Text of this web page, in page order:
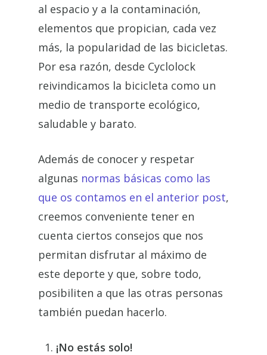
al espacio y a la contaminación,
elementos que propician, cada vez
más, la popularidad de las bicicletas.
Por esa razón, desde Cyclolock
reivindicamos la bicicleta como un
medio de transporte ecológico,
saludable y barato.
Además de conocer y respetar
algunas normas básicas como las
que os contamos en el anterior post,
creemos conveniente tener en
cuenta ciertos consejos que nos
permitan disfrutar al máximo de
este deporte y que, sobre todo,
posibiliten a que las otras personas
también puedan hacerlo.
¡No estás solo!